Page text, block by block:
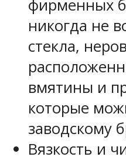
фирменных
никогда не
стекла,
вмятины и
которые
заводскому
Вязкость и